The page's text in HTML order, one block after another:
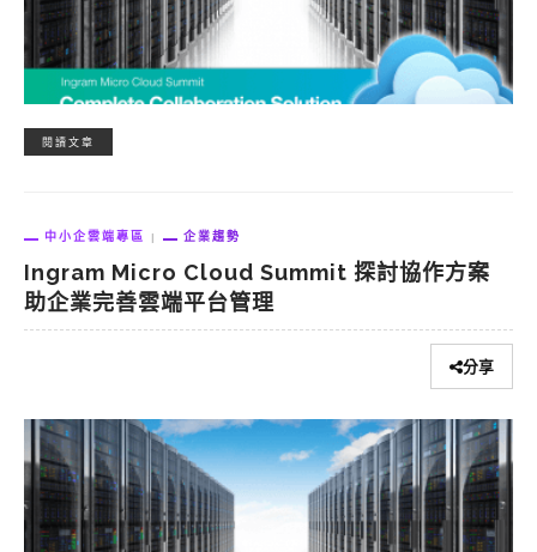
閱讀文章
中小企雲端專區 企業趨勢
Ingram Micro Cloud Summit 探討協作方案
助企業完善雲端平台管理
分享